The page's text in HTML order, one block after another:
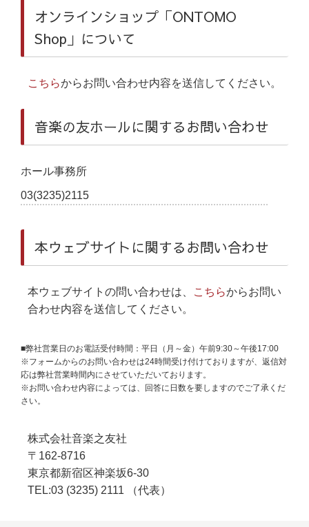
オンラインショップ「ONTOMO
Shop」について
こちらからお問い合わせ内容を送信してください。
音楽の友ホールに関するお問い合わせ
ホール事務所
03(3235)2115
本ウェブサイトに関するお問い合わせ
本ウェブサイトの問い合わせは、 こちらからお問い
合わせ内容を送信してください。
■弊社営業日のお電話受付時間：平日（月～金）午前9:30～午後17:00
※フォームからのお問い合わせは24時間受け付けておりますが、返信対
応は弊社営業時間内にさせていただいております。
※お問い合わせ内容によっては、回答に日数を要しますのでご了承くだ
さい。
株式会社音楽之友社
〒162-8716
東京都新宿区神楽坂6-30
TEL:03 (3235) 2111 （代表）